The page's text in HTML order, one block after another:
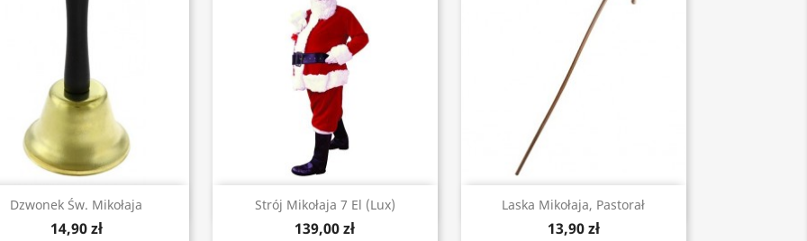
Dzwonek Św. Mikołaja
14,90 zł
Szybki podgląd Strój Mikołaja 7 El (lux)
139,00 zł
 Szybki podgląd Laska Mikołaja, Pastorał
13,90 zł
Szybki podgląd